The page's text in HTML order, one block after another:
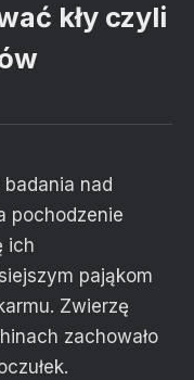
kły czyli
nad
pochodzenie
ich
pająkom
Zwierzę
zachowało